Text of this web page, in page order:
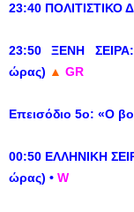
23:40 ΠΟΛΙΤΙΣΤΙΚΟ
23:50 ΞΕΝΗ
ώρας) ▲ GR
Eπεισόδιο 5ο: «Ο
00:50 ΕΛΛΗΝΙΚΗ
ώρας) • W